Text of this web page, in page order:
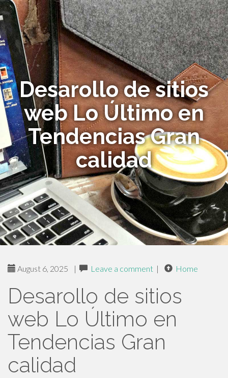
Desarollo de sitios
web Lo Último en
Tendencias Gran
calidad
August 6, 2025 | Leave a comment | Home
Desarollo de sitios
web Lo Último en
Tendencias Gran
calidad